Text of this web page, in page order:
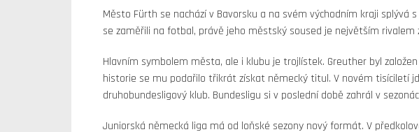
Město Fürth se nachází v Bavorsku a na svém východním kraji splývá
se zaměřili na fotbal, právě jeho městský soused je největším rivalem
Hlavním symbolem města, ale i klubu je trojlístek. Greuther byl
historie se mu podařilo třikrát získat německý titul. V novém tisíciletí
druhobundesligový klub. Bundesligu si v poslední době zahrál v
Juniorská německá liga má od loňské sezony nový formát. V